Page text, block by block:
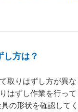
方は？
取りはずし方が異
はずし作業を行っ
の形状を確認して